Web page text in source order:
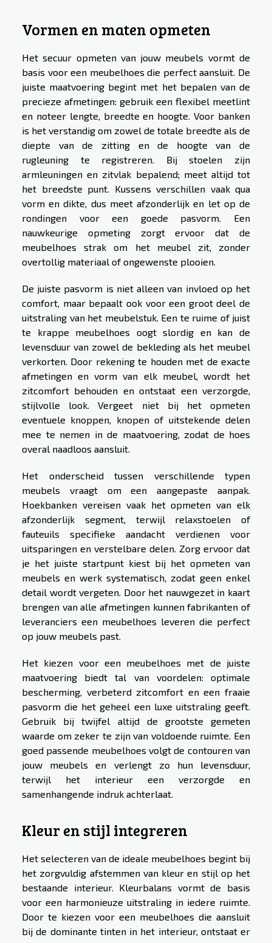
Vormen en maten opmeten
Het secuur opmeten van jouw meubels vormt de
basis voor een meubelhoes die perfect aansluit. De
juiste maatvoering begint met het bepalen van de
precieze afmetingen: gebruik een flexibel meetlint
en noteer lengte, breedte en hoogte. Voor banken
is het verstandig om zowel de totale breedte als de
diepte van de zitting en de hoogte van de
rugleuning te registreren. Bij stoelen zijn
armleuningen en zitvlak bepalend; meet altijd tot
het breedste punt. Kussens verschillen vaak qua
vorm en dikte, dus meet afzonderlijk en let op de
rondingen voor een goede pasvorm. Een
nauwkeurige opmeting zorgt ervoor dat de
meubelhoes strak om het meubel zit, zonder
overtollig materiaal of ongewenste plooien.
De juiste pasvorm is niet alleen van invloed op het
comfort, maar bepaalt ook voor een groot deel de
uitstraling van het meubelstuk. Een te ruime of juist
te krappe meubelhoes oogt slordig en kan de
levensduur van zowel de bekleding als het meubel
verkorten. Door rekening te houden met de exacte
afmetingen en vorm van elk meubel, wordt het
zitcomfort behouden en ontstaat een verzorgde,
stijlvolle look. Vergeet niet bij het opmeten
eventuele knoppen, knopen of uitstekende delen
mee te nemen in de maatvoering, zodat de hoes
overal naadloos aansluit.
Het onderscheid tussen verschillende typen
meubels vraagt om een aangepaste aanpak.
Hoekbanken vereisen vaak het opmeten van elk
afzonderlijk segment, terwijl relaxstoelen of
fauteuils specifieke aandacht verdienen voor
uitsparingen en verstelbare delen. Zorg ervoor dat
je het juiste startpunt kiest bij het opmeten van
meubels en werk systematisch, zodat geen enkel
detail wordt vergeten. Door het nauwgezet in kaart
brengen van alle afmetingen kunnen fabrikanten of
leveranciers een meubelhoes leveren die perfect
op jouw meubels past.
Het kiezen voor een meubelhoes met de juiste
maatvoering biedt tal van voordelen: optimale
bescherming, verbeterd zitcomfort en een fraaie
pasvorm die het geheel een luxe uitstraling geeft.
Gebruik bij twijfel altijd de grootste gemeten
waarde om zeker te zijn van voldoende ruimte. Een
goed passende meubelhoes volgt de contouren van
jouw meubels en verlengt zo hun levensduur,
terwijl het interieur een verzorgde en
samenhangende indruk achterlaat.
Kleur en stijl integreren
Het selecteren van de ideale meubelhoes begint bij
het zorgvuldig afstemmen van kleur en stijl op het
bestaande interieur. Kleurbalans vormt de basis
voor een harmonieuze uitstraling in iedere ruimte.
Door te kiezen voor een meubelhoes die aansluit
bij de dominante tinten in het interieur, ontstaat er